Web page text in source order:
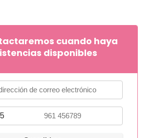
cuando haya
disponibles